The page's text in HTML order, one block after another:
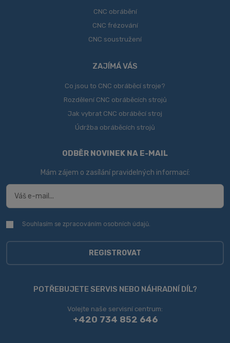
CNC obrábění
CNC frézování
CNC soustružení
ZAJÍMÁ VÁS
Co jsou to CNC obráběcí stroje?
Rozdělení CNC obráběcích strojů
Jak vybrat CNC obráběcí stroj
Údržba obráběcích strojů
ODBĚR NOVINEK NA E-MAIL
Mám zájem o zasílání pravidelných informací:
Souhlasím
zpracováním
Souhlasím se zpracováním osobních údajů.
REGISTROVAT
se
POTŘEBUJETE SERVIS NEBO NÁHRADNÍ DÍL?
Volejte naše servisní centrum:
+420 734 852 646